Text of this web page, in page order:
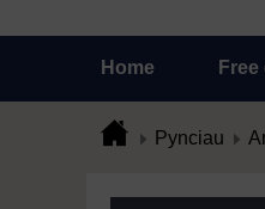
Home
Pynciau